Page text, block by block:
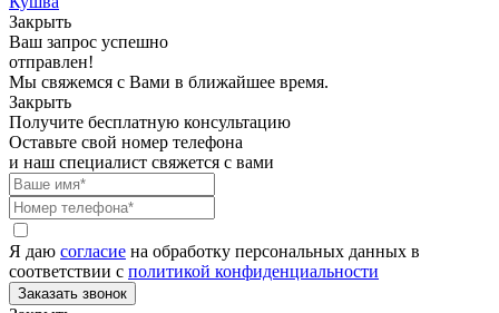
Закрыть
Ваш запрос успешно
отправлен!
Мы свяжемся с Вами в ближайшее время.
Закрыть
Получите бесплатную консультацию
Оставьте свой номер телефона
и наш специалист свяжется с вами
Я даю согласие на обработку персональных данных в
соответствии с политикой конфиденциальности